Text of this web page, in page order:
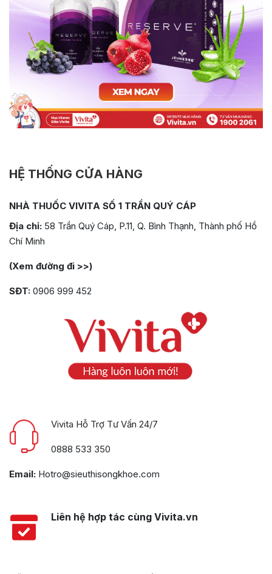
HỆ THỐNG CỬA HÀNG
NHÀ THUỐC VIVITA SỐ 1 TRẦN QUÝ CÁP
Địa chỉ: 58 Trần Quý Cáp, P.11, Q. Bình Thạnh, Thành phố Hồ
Chí Minh
(Xem đường đi >>)
SĐT: 0906 999 452
Vivita Hỗ Trợ Tư Vấn 24/7
0888 533 350
Email: Hotro@sieuthisongkhoe.com
Liên hệ hợp tác cùng Vivita.vn